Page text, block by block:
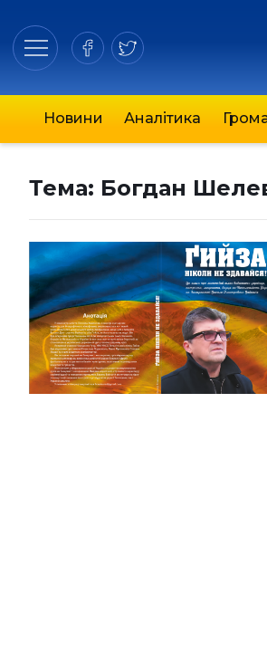
Новини Аналітика
Тема: Богдан